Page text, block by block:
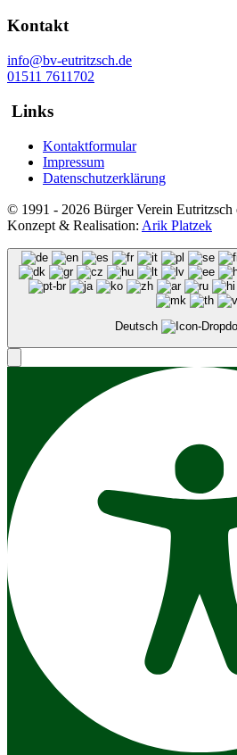
Kontakt
info@bv-eutritzsch.de
01511 7611702
Links
Kontaktformular
Impressum
Datenschutzerklärung
© 1991 - 2026 Bürger Verein
Konzept & Realisation: Arik Platzek
Deutsch